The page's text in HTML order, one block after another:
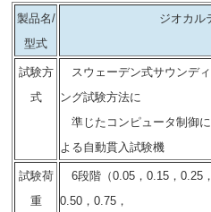
製品名/
型式
ジオカル
試験方
式
スウェーデン式サウンディ
ング試験方法に
準じた コンピュータ制御に
よる自動貫入試験機
試験荷
重
6段階（0.05，0.15，0.25，
0.50，0.75，